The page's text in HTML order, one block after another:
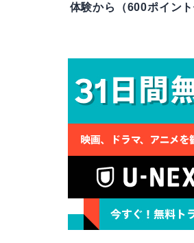
体験から（600ポイン